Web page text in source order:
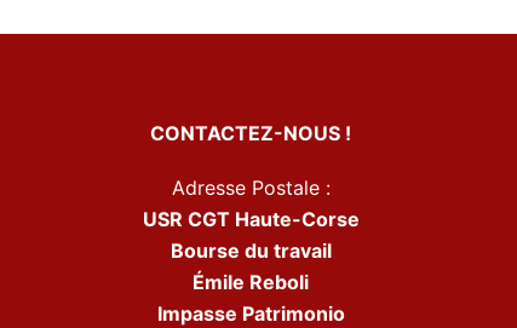
CONTACTEZ-NOUS !
Adresse Postale :
USR CGT Haute-Corse
Bourse du travail
Émile Reboli
Impasse Patrimonio